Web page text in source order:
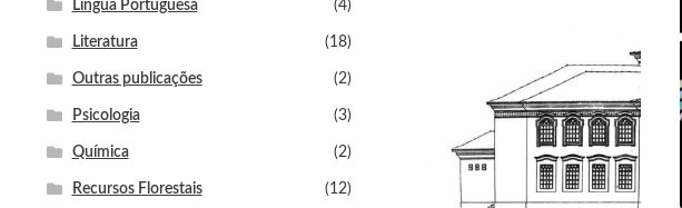
Língua Portuguesa (4)
Literatura (18)
Outras publicações (2)
Psicologia (3)
Química (2)
Recursos Florestais (12)